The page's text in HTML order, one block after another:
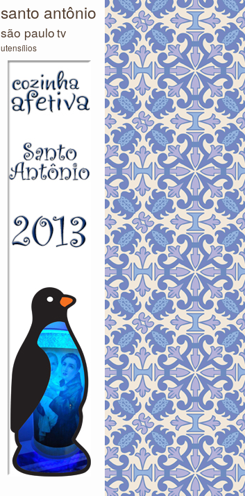
santo antônio
são paulotv
utensílios